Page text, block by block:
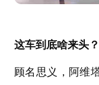
这车到底啥来头？
顾名思义，阿维